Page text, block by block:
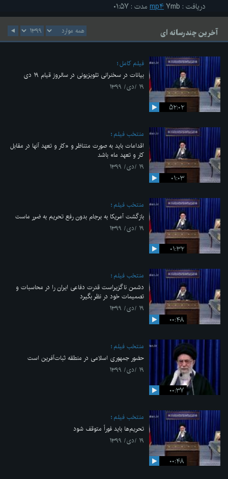
دریافت : mp۴۷mb مدت : ۰۱:۵۷
آخرین چندرسانه ای
۵۲:۰۲
فیلم کامل
بیانات در سخنرانی تلویزیونی در سالروز قیام ۱۹ دی
۱۹ /دی/ ۱۳۹۹
۰۱:۰۳
منتخب فیلم
اقدامات باید به صورت متناظر و «کار و تعهد آنها در مقابل
کار و تعهد ما» باشد
۱۹ /دی/ ۱۳۹۹
۰۱:۳۲
منتخب فیلم
بازگشت آمریکا به برجام بدون رفع تحریم به ضرر ماست
۱۹ /دی/ ۱۳۹۹
۰۰:۴۸
منتخب فیلم
دشمن ناگزیراست قدرت دفاعی ایران را در محاسبات و
تصمیمات خود در نظر بگیرد
۱۹ /دی/ ۱۳۹۹
۰۰:۳۷
منتخب فیلم
حضور جمهوری اسلامی در منطقه ثبات‌آفرین است
۱۹ /دی/ ۱۳۹۹
۰۰:۴۸
منتخب فیلم
تحریم‌ها باید فوراً متوقف شود
۱۹ /دی/ ۱۳۹۹